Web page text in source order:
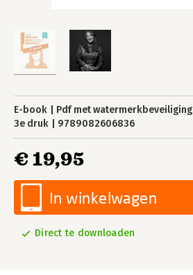
E-book Pdf met watermerkbeveiliging
3e druk
9789082606836
€ 19,95
In winkelwagen
Direct te downloaden